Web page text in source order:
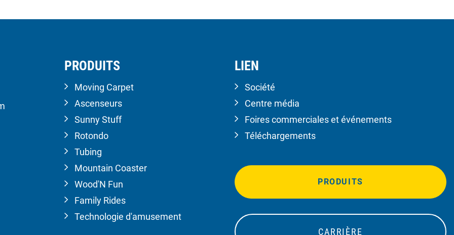
PRODUITS
Moving Carpet
Ascenseurs
Sunny Stuff
Rotondo
Tubing
Mountain Coaster
Wood'N Fun
Family Rides
Technologie d'amusement
LIEN
Société
Centre média
Foires commerciales et événements
Téléchargements
PRODUITS
CARRIÈRE